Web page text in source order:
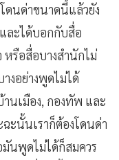
ดนด่าขนาดนี้แล้วยัง
ละได้บอกกับสื่อ
หรือสื่อบางสำนักไม่
งอย่างพูดไม่ได้
นเมือง, กองทัพ และ
ะนั้นเราก็ต้องโดนด่า
นพูดไม่ได้ก็สมควร